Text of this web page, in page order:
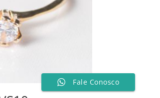
Fale Conosco